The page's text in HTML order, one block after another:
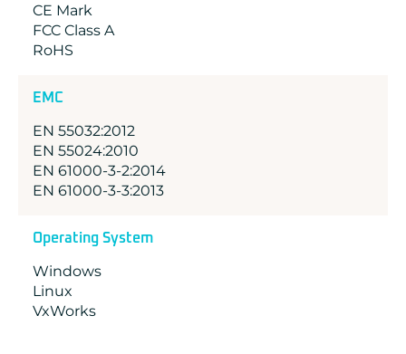
CE Mark
FCC Class A
RoHS
EMC
EN 55032:2012
EN 55024:2010
EN 61000-3-2:2014
EN 61000-3-3:2013
Operating System
Windows
Linux
VxWorks